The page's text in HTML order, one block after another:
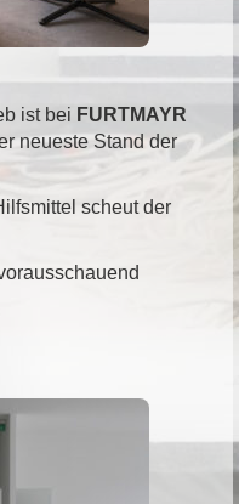
ist bei FURTMAYR
neueste Stand der
scheut der